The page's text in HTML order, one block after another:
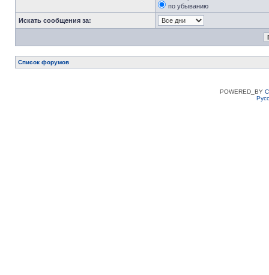
по убыванию
Искать сообщения за:
Список форумов
POWERED_BY